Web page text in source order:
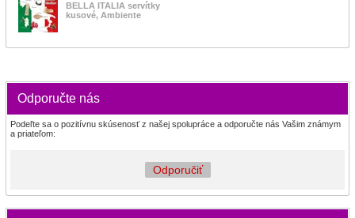
BELLA ITALIA servítky
kusové, Ambiente
Odporučte nás
Podeľte sa o pozitívnu skúsenosť z našej spolupráce a odporučte nás Vašim známym
a priateľom:
Odporučiť